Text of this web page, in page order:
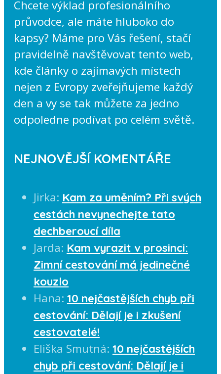
Chcete výklad profesionálního
průvodce, ale máte hluboko do
kapsy? Máme pro Vás řešení, stačí
pravidelně navštěvovat tento web,
kde články o zajímavých místech
nejen z Evropy zveřejňujeme každý
den a vy se tak můžete za jedno
odpoledne podívat po celém světě.
NEJNOVĚJŠÍ KOMENTÁŘE
Jirka: Kam za uměním? Při svých
cestách nevynechejte tato
dechberoucí díla
Jarda: Kam vyrazit v prosinci:
Zimní cestování má jedinečné
kouzlo
Hana: 10 nejčastějších chyb při
cestování: Dělají je i zkušení
cestovatelé!
Eliška Smutná: 10 nejčastějších
chyb při cestování: Dělají je i